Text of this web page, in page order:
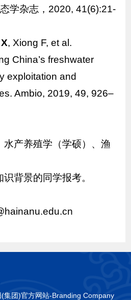
学杂志，2020, 41(6):21-
, Xiong F, et al.
China’s freshwater
exploitation and
Ambio, 2019, 49, 926–
水产养殖学（学硕）、渔
背景的同学报考。
(集团)官方网站-Branding Company